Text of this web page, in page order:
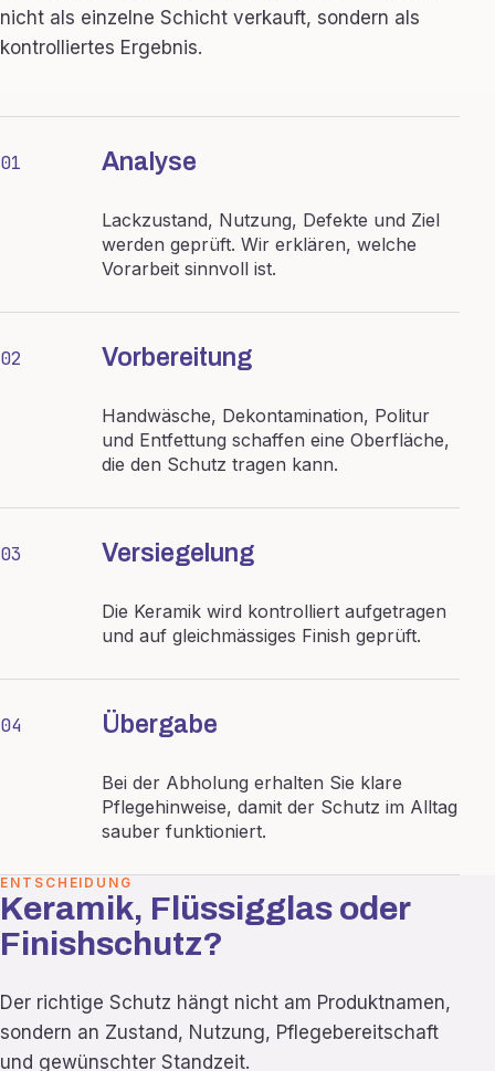
nicht als einzelne Schicht verkauft, sondern als
kontrolliertes Ergebnis.
01 Analyse
Lackzustand, Nutzung, Defekte und Ziel
werden geprüft. Wir erklären, welche
Vorarbeit sinnvoll ist.
02 Vorbereitung
Handwäsche, Dekontamination, Politur
und Entfettung schaffen eine Oberfläche,
die den Schutz tragen kann.
03 Versiegelung
Die Keramik wird kontrolliert aufgetragen
und auf gleichmässiges Finish geprüft.
04 Übergabe
Bei der Abholung erhalten Sie klare
Pflegehinweise, damit der Schutz im Alltag
sauber funktioniert.
ENTSCHEIDUNG
Keramik, Flüssigglas oder
Finishschutz?
Der richtige Schutz hängt nicht am Produktnamen,
sondern an Zustand, Nutzung, Pflegebereitschaft
und gewünschter Standzeit.